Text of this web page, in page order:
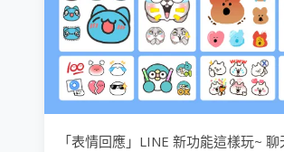
「表情回應」LINE 新功能這樣玩~ 聊